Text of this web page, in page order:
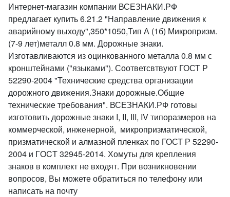
Интернет-магазин компании ВСЕЗНАКИ.РФ
предлагает купить 6.21.2 "Направление движения к
аварийному выходу",350*1050,Тип А (1б) Микропризм.
(7-9 лет)металл 0.8 мм. Дорожные знаки.
Изготавливаются из оцинкованного металла 0.8 мм с
кронштейнами ("языками"). Соответсвтвуют ГОСТ Р
52290-2004 "Технические средства организации
дорожного движения.Знаки дорожные.Общие
технические требования". ВСЕЗНАКИ.РФ готовы
изготовить дорожные знаки I, II, III, IV типоразмеров на
коммерческой, инженерной, микропризматической,
призматической и алмазной пленках по ГОСТ Р 52290-
2004 и ГOCT 32945-2014. Хомуты для крепления
знаков в комплект не входят. При возникновении
вопросов, Вы можете обратиться по телефону или
написать на почту